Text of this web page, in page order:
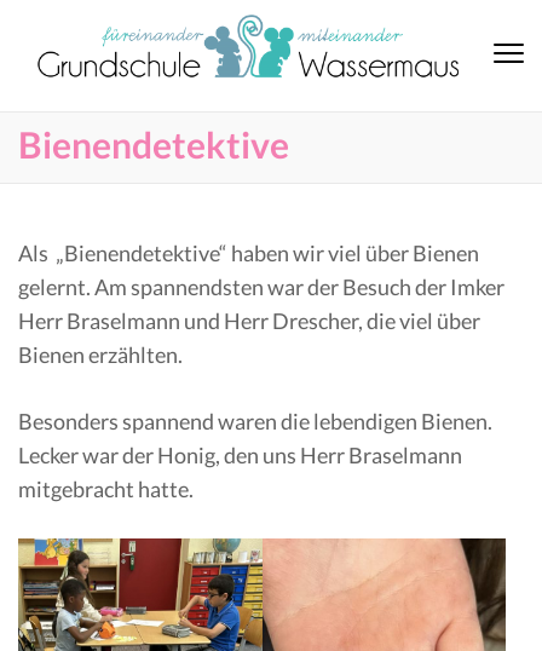
Bienendetektive
Als „Bienendetektive“ haben wir viel über Bienen
gelernt. Am spannendsten war der Besuch der Imker
Herr Braselmann und Herr Drescher, die viel über
Bienen erzählten.
Besonders spannend waren die lebendigen Bienen.
Lecker war der Honig, den uns Herr Braselmann
mitgebracht hatte.